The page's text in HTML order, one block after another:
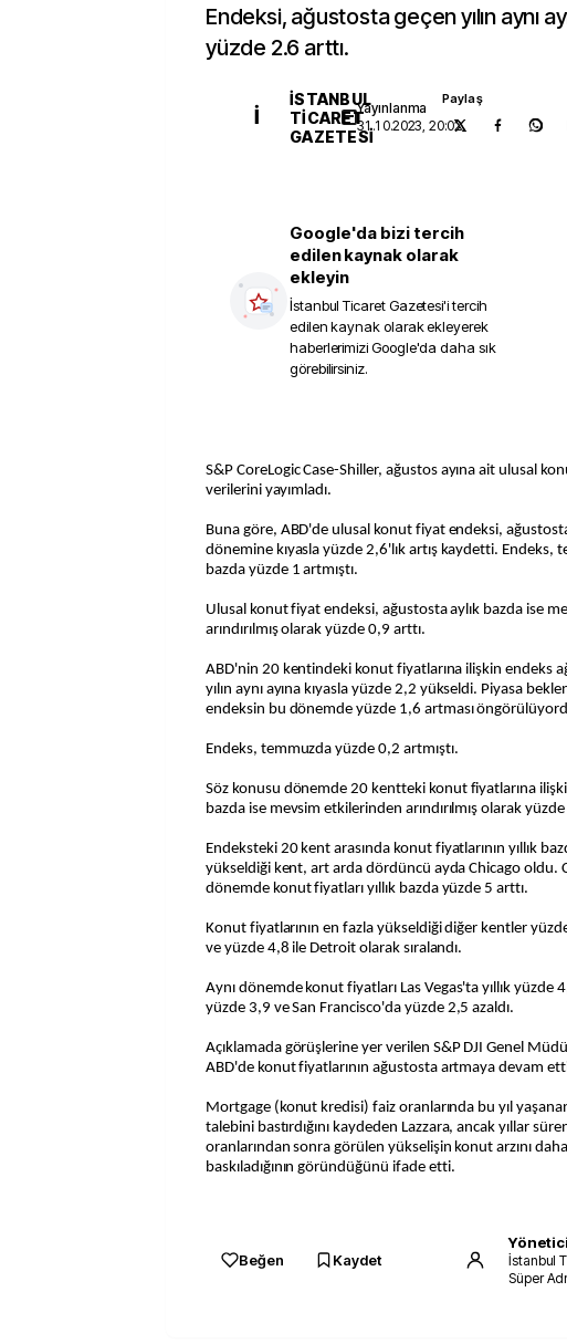
Endeksi, ağustosta geçen yılın aynı
yüzde 2.6 arttı.
İ
İSTANBUL
TICARET
GAZETESI
Yayınlanma
31.10.2023, 20:02
Paylaş
Google'da bizi tercih
edilen kaynak olarak
ekleyin
İstanbul Ticaret Gazetesi'i tercih
edilen kaynak olarak ekleyerek
haberlerimizi Google'da daha sık
görebilirsiniz.
S&P CoreLogic Case-Shiller, ağustos ayına ait ulusal
verilerini yayımladı.
Buna göre, ABD'de ulusal konut fiyat endeksi, ağustosta
dönemine kıyasla yüzde 2,6'lık artış kaydetti. Endeks,
bazda yüzde 1 artmıştı.
Ulusal konut fiyat endeksi, ağustosta aylık bazda ise
arındırılmış olarak yüzde 0,9 arttı.
ABD'nin 20 kentindeki konut fiyatlarına ilişkin endeks
yılın aynı ayına kıyasla yüzde 2,2 yükseldi. Piyasa
endeksin bu dönemde yüzde 1,6 artması
Endeks, temmuzda yüzde 0,2 artmıştı.
Söz konusu dönemde 20 kentteki konut fiyatlarına
bazda ise mevsim etkilerinden arındırılmış olarak
Endeksteki 20 kent arasında konut fiyatlarının yıllık
yükseldiği kent, art arda dördüncü ayda Chicago oldu.
dönemde konut fiyatları yıllık bazda yüzde 5 arttı.
Konut fiyatlarının en fazla yükseldiği diğer kentler
ve yüzde 4,8 ile Detroit olarak sıralandı.
Aynı dönemde konut fiyatları Las Vegas'ta yıllık yüzde
yüzde 3,9 ve San Francisco'da yüzde 2,5 azaldı.
Açıklamada görüşlerine yer verilen S&P DJI Genel
ABD'de konut fiyatlarının ağustosta artmaya devam
Mortgage (konut kredisi) faiz oranlarında bu yıl
talebini bastırdığını kaydeden Lazzara, ancak yıllar
oranlarından sonra görülen yükselişin konut arzını
baskıladığının göründüğünü ifade etti.
Beğen Kaydet
Yönetici
İstanbul
Süper